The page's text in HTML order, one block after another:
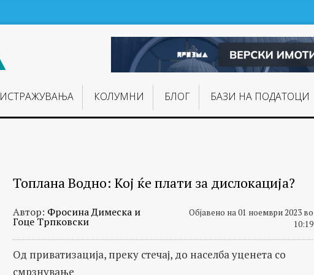
ИСТРАЖУВАЊA КОЛУМНИ БЛОГ БАЗИ НА ПОДАТОЦИ
Топлана Водно: Кој ќе плати за дислокација?
Автор: Фросина Димеска и
Гоце Трпковски
Објавено на 01 ноември 2023 во
10:19
Од приватизација, преку стечај, до населба уценета со
смрзнување